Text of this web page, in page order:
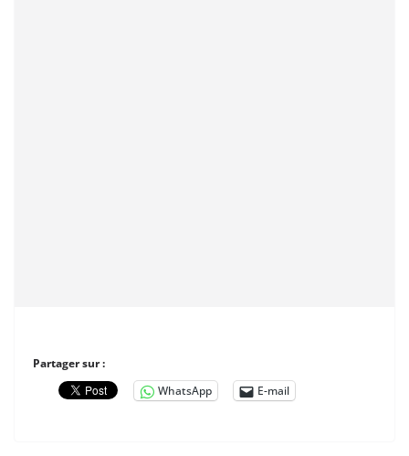
Partager sur :
WhatsApp
E-mail